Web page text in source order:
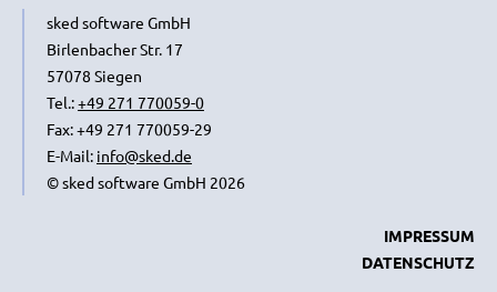
sked software GmbH
Birlenbacher Str. 17
57078 Siegen
Tel.:+49 271 770059-0
Fax: +49 271 770059-29
E-Mail: info@sked.de
© sked software GmbH 2026
IMPRESSUM
DATENSCHUTZ